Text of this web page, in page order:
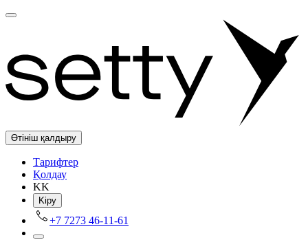
Өтініш қалдыру
Tарифтер
Қолдау
KK
Kіру
+7 7273 46-11-61